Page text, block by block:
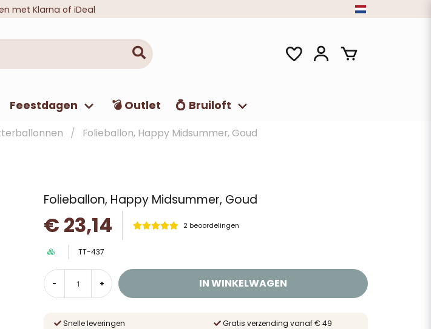
met Klarna of iDeal
Feestdagen 💣 Outlet 💍 Bruiloft
Folieballon, Happy Midsummer, Goud
Folieballon, Happy Midsummer, Goud
€ 23,14 2 beoordelingen
TT-437
- + IN WINKELWAGEN
Snelle leveringen
Gratis verzending vanaf € 49